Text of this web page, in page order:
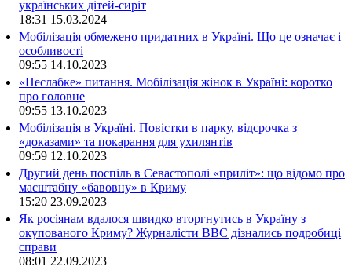
українських дітей-сиріт
18:31 15.03.2024
Мобілізація обмежено придатних в Україні. Що це означає і
особливості
09:55 14.10.2023
«Неслабке» питання. Мобілізація жінок в Україні: коротко
про головне
09:55 13.10.2023
Мобілізація в Україні. Повістки в парку, відсрочка з
«доказами» та покарання для ухилянтів
09:59 12.10.2023
Другий день поспіль в Севастополі «приліт»: що відомо про
масштабну «бавовну» в Криму
15:20 23.09.2023
Як росіянам вдалося швидко вторгнутись в Україну з
окупованого Криму? Журналісти ВВС дізнались подробиці
справи
08:01 22.09.2023